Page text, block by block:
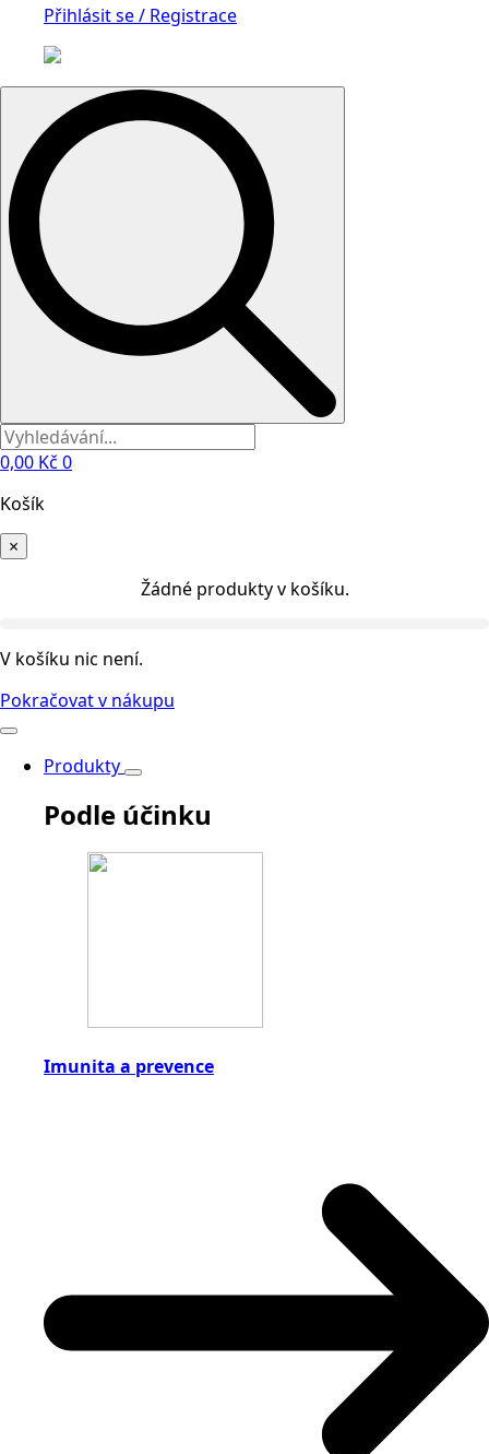
Přihlásit se / Registrace
Search
0,00 Kč 0
Košík
×
Žádné produkty v košíku.
V košíku nic není.
Pokračovat v nákupu
Produkty
Podle účinku
Imunita a prevence